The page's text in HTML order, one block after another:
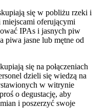
się w pobliżu rzeki i
oferującymi
IPAs i jasnych piw
piwa jasne lub mętne od
się na połączeniach
dzieli się wiedzą na
w witrynie
o degustację, aby
i poszerzyć swoje